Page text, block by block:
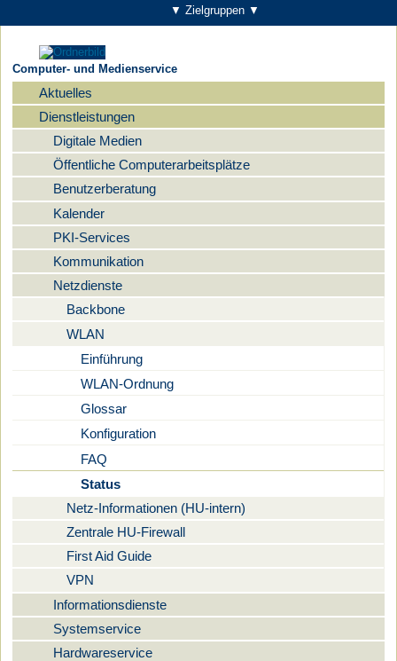
▼ Zielgruppen ▼
Computer- und Medienservice
Navigation
Aktuelles
Dienstleistungen
Digitale Medien
Öffentliche Computerarbeitsplätze
Benutzerberatung
Kalender
PKI-Services
Kommunikation
Netzdienste
Backbone
WLAN
Einführung
WLAN-Ordnung
Glossar
Konfiguration
FAQ
Status
Netz-Informationen (HU-intern)
Zentrale HU-Firewall
First Aid Guide
VPN
Informationsdienste
Systemservice
Hardwareservice